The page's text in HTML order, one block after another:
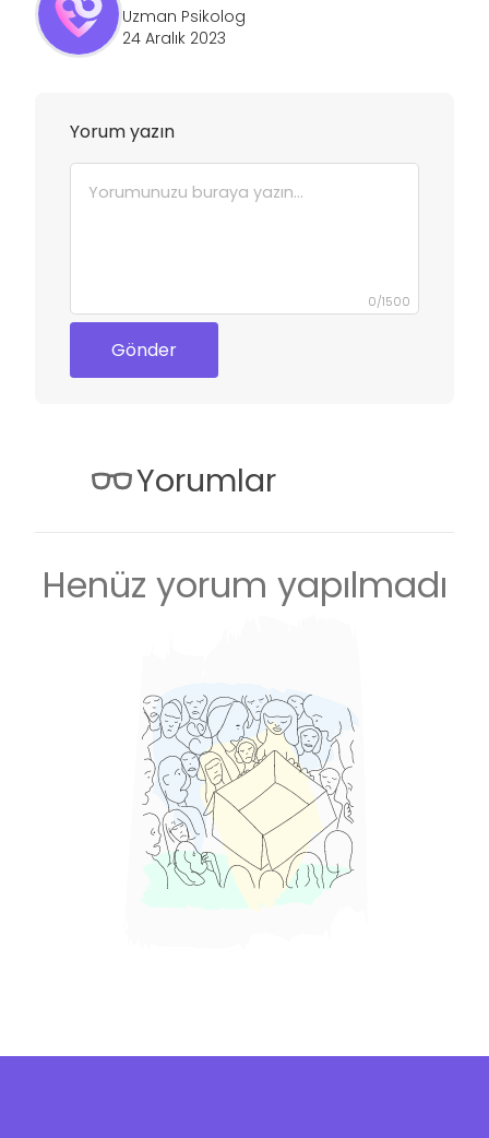
Uzman Psikolog
24 Aralık 2023
Yorum yazın
0/1500
Gönder
Yorumlar
Henüz yorum yapılmadı